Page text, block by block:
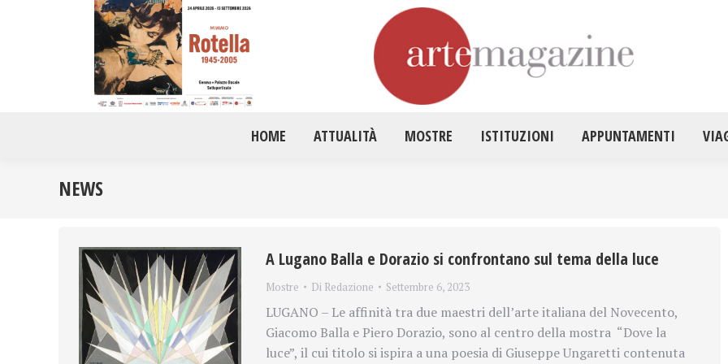
HOME ATTUALITÀ MOSTRE ISTITUZIONI APPUNTAMENTI
NEWS
A Lugano Balla e Dorazio si confrontano sul tema della luce
Mostre Di Redazione Settembre 6, 2023
LUGANO – Le affinità tra due maestri dell’arte italiana del Novecento,
Giacomo Balla e Piero Dorazio, sono al centro della mostra “Dove la
luce”, il cui titolo si ispira a una poesia di Giuseppe Ungaretti contenuta
HOME